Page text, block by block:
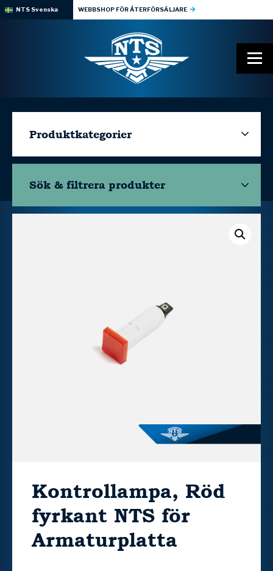
NTS Svenska WEBBSHOP FÖR ÅTERFÖRSÄLJARE
Produktkategorier
Sök & filtrera produkter
Kontrollampa, Röd
fyrkant NTS för
Armaturplatta